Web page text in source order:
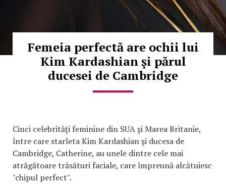
Femeia perfectă are ochii lui
Kim Kardashian şi părul
ducesei de Cambridge
Cinci celebrităţi feminine din SUA şi Marea Britanie,
între care starleta Kim Kardashian şi ducesa de
Cambridge, Catherine, au unele dintre cele mai
atrăgătoare trăsături faciale, care împreună alcătuiesc
"chipul perfect".